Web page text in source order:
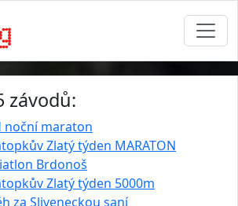
závodů:
noční maraton
Zlatý týden MARATON
Brdonoš
Zlatý týden 5000m
za Sliveneckou saní